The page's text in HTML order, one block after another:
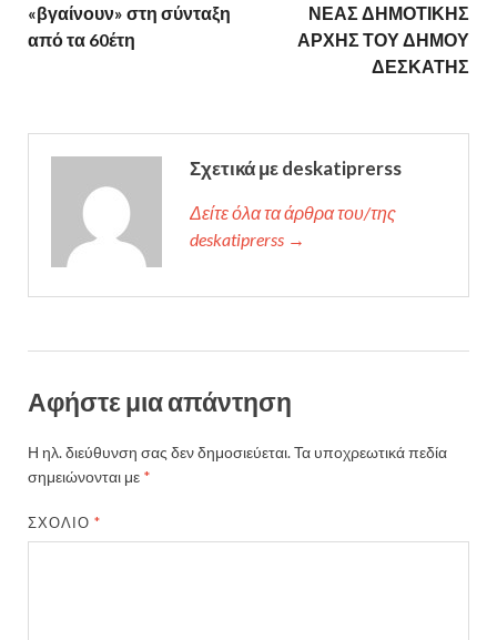
«βγαίνουν» στη σύνταξη
από τα 60έτη
ΝΕΑΣ ΔΗΜΟΤΙΚΗΣ
ΑΡΧΗΣ ΤΟΥ ΔΗΜΟΥ
ΔΕΣΚΑΤΗΣ
Σχετικά με deskatiprerss
Δείτε όλα τα άρθρα του/της
deskatiprerss →
Αφήστε μια απάντηση
Η ηλ. διεύθυνση σας δεν δημοσιεύεται.Τα υποχρεωτικά πεδία
σημειώνονται με *
ΣΧΌΛΙΟ*